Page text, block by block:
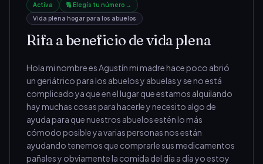
Activa
🔢 Elegís tu número →
Vida plena hogar para los abuelos
Rifa a beneficio de vida plena
Hola mi nombre es Agustín mi madre hace poco abrió
un geriátrico para los abuelos y abuelas y se no está
complicado ya que en el lugar que estamos alquilando
hay muchas cosas para hacerle y necesito algo de
ayuda para que nuestros abuelos estén lo más
cómodo posible ya varias personas nos están
ayudando tenemos que comprarle sus medicamentos
pañales y obviamente la comida del día a día yo estoy